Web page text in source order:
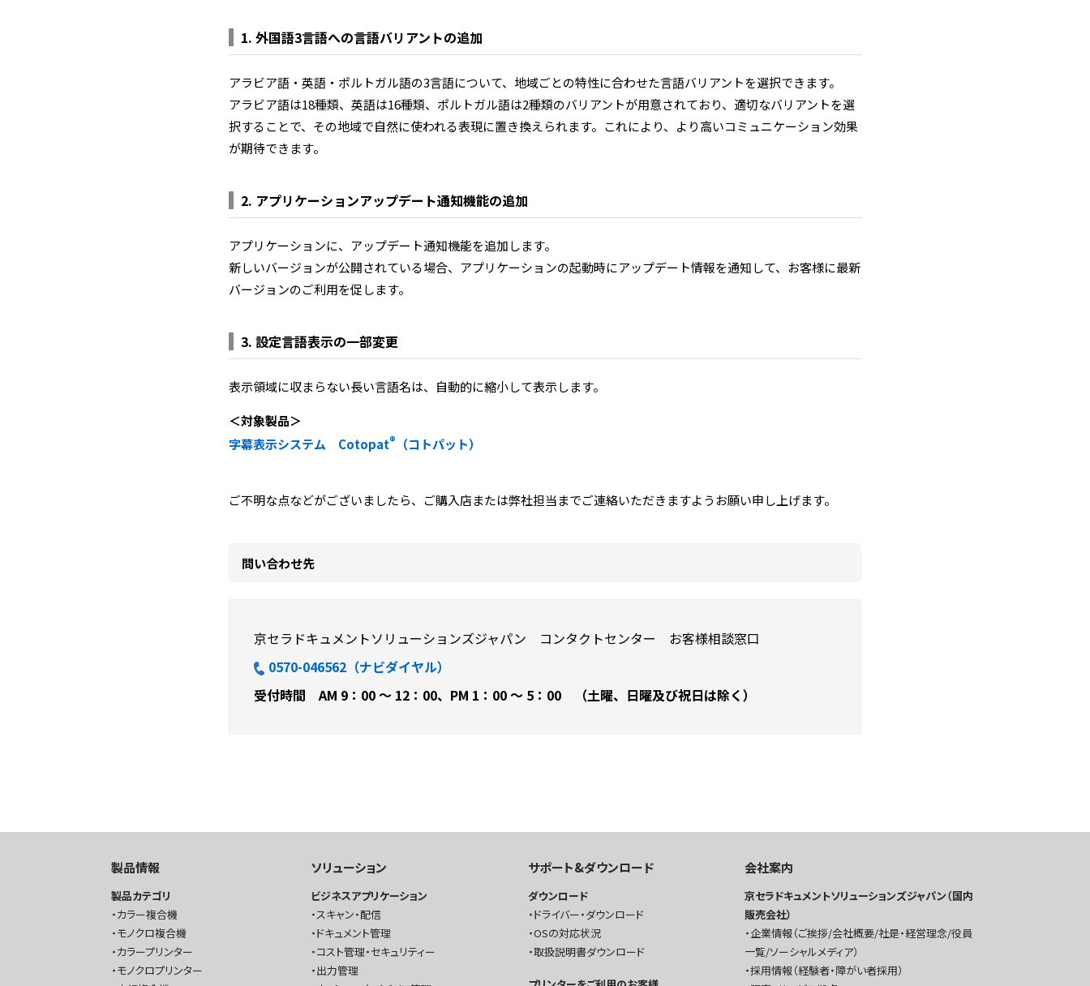
1. 外国語3言語への言語バリアントの追加
アラビア語・英語・ポルトガル語の3言語について、地域ごとの特性に合わせた言語バリアントを選択できます。
アラビア語は18種類、英語は16種類、ポルトガル語は2種類のバリアントが用意されており、適切なバリアントを選
択することで、その地域で自然に使われる表現に置き換えられます。これにより、より高いコミュニケーション効果
が期待できます。
2. アプリケーションアップデート通知機能の追加
アプリケーションに、アップデート通知機能を追加します。
新しいバージョンが公開されている場合、アプリケーションの起動時にアップデート情報を通知して、お客様に最新
バージョンのご利用を促します。
3. 設定言語表示の一部変更
表示領域に収まらない長い言語名は、自動的に縮小して表示します。
＜対象製品＞
字幕表示システム Cotopat® （コトパット）
ご不明な点などがございましたら、ご購入店または弊社担当までご連絡いただきますようお願い申し上げます。
問い合わせ先
京セラドキュメントソリューションズジャパン コンタクトセンター お客様相談窓口
0570-046562（ナビダイヤル）
受付時間 AM 9：00 ～ 12：00、PM 1：00 ～ 5：00 （土曜、日曜及び祝日は除く）
製品情報
製品カテゴリ
カラー複合機
モノクロ複合機
カラープリンター
モノクロプリンター
ソリューション
ビジネスアプリケーション
スキャン・配信
ドキュメント管理
コスト管理・セキュリティー
出力管理
サポート&ダウンロード
ダウンロード
ドライバー・ダウンロード
OSの対応状況
取扱説明書ダウンロード
会社案内
京セラドキュメントソリューションズジャパン（国内
販売会社）
企業情報（ご挨拶/会社概要/社是・経営理念/役員
一覧/ソーシャルメディア）
採用情報（経験者・障がい者採用）